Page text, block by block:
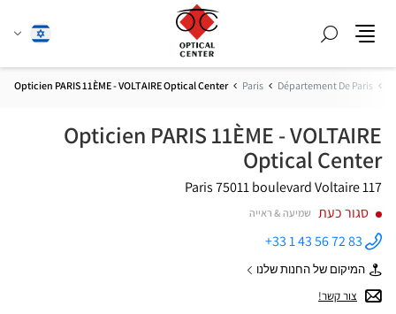
חפש
שנהעברית
Département De Paris
Paris
Opticien PARIS 11ÈME - VOLTAIRE Optical Center
Opticien PARIS 11ÈME - VOLTAIRE
Optical Center
117 boulevard Voltaire
75011 Paris
סגור כעת שמיעה & ראייה
התקשר
לחנות
Opticien
PARIS
11ÈME -
+33 1 43 56 72 83
המיקום של החנות שלנו של
Opticien
PARIS
צור קשר!